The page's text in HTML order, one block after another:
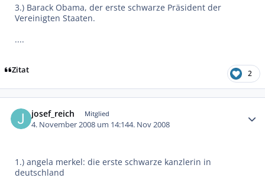
3.) Barack Obama, der erste schwarze Präsident der
Vereinigten Staaten.
....
Zitat 2
josef_reich Mitglied
4. November 2008 um 14:144. Nov 2008
1.) angela merkel: die erste schwarze kanzlerin in
deutschland